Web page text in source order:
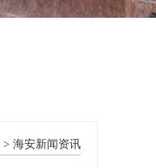
> 海安新闻资讯